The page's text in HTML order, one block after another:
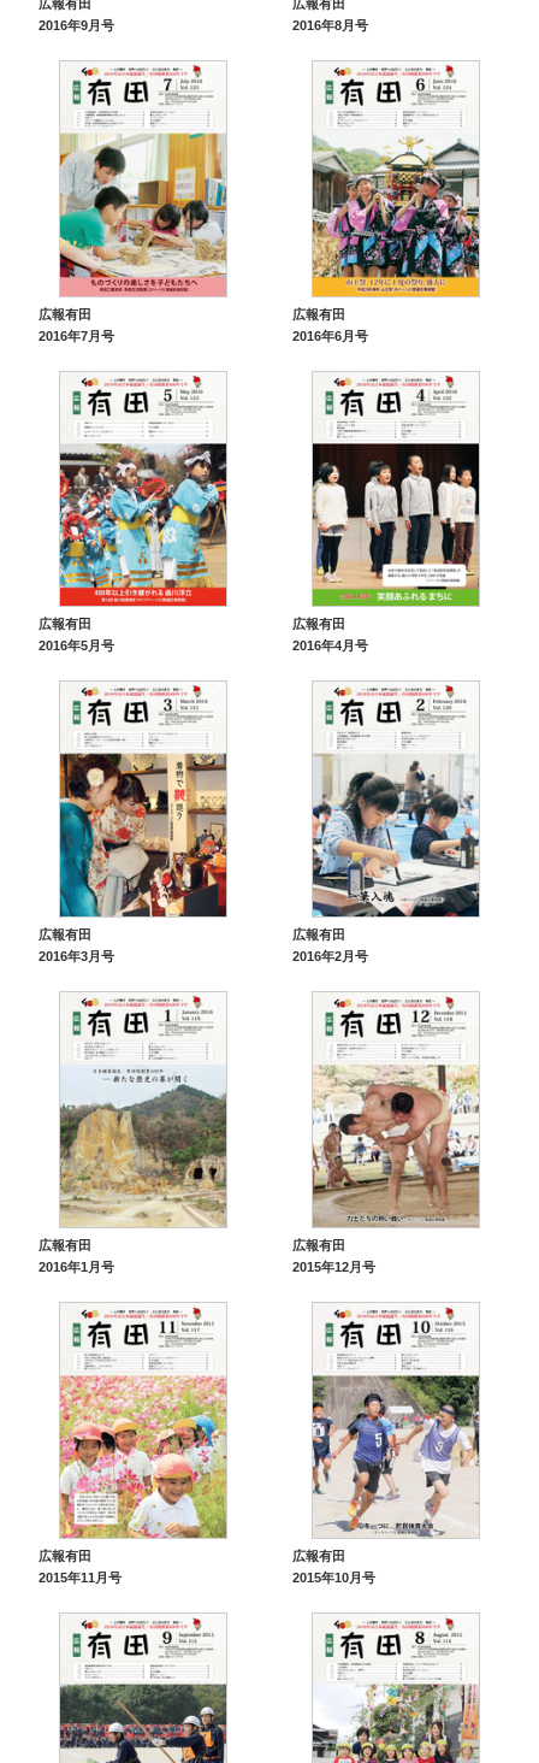
広報有田
2016年9月号
広報有田
2016年8月号
広報有田
2016年7月号
広報有田
2016年6月号
広報有田
2016年5月号
広報有田
2016年4月号
広報有田
2016年3月号
広報有田
2016年2月号
広報有田
2016年1月号
広報有田
2015年12月号
広報有田
2015年11月号
広報有田
2015年10月号